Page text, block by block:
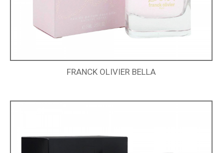
FRANCK OLIVIER BELLA